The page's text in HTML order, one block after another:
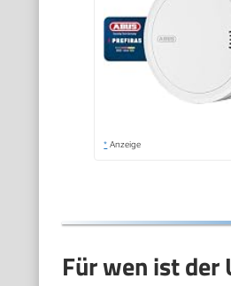
* Anzeige
Für wen ist der